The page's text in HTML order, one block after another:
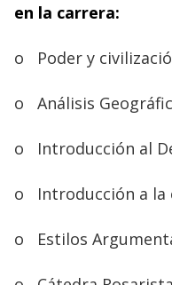
en la carrera:
o Poder y
o Análisis
o Introducción al
o Introducción a
o Estilos